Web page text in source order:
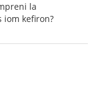
la
iom kefiron?